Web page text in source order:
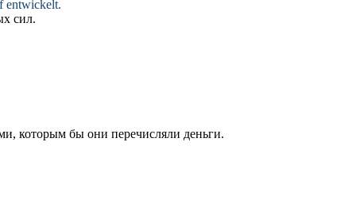
entwickelt.
сил.
которым бы они перечисляли деньги.